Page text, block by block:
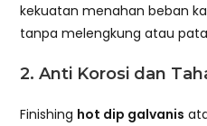
kekuatan menahan beban
tanpa melengkung atau
2. Anti Korosi dan
Finishing hot dip galvanis